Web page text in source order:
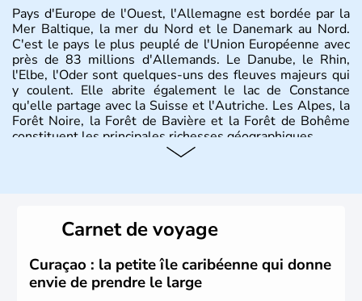
Pays d'Europe de l'Ouest, l'Allemagne est bordée par la
Mer Baltique, la mer du Nord et le Danemark au Nord.
C'est le pays le plus peuplé de l'Union Européenne avec
près de 83 millions d'Allemands. Le Danube, le Rhin,
l'Elbe, l'Oder sont quelques-uns des fleuves majeurs qui
y coulent. Elle abrite également le lac de Constance
qu'elle partage avec la Suisse et l'Autriche. Les Alpes, la
Forêt Noire, la Forêt de Bavière et la Forêt de Bohême
constituent les principales richesses géographiques.
lesquelles bénéficient d'une grande autonomie. Le pays
peut se targuer de grands noms qu'il a vu naître dans tous
les domaines, des arts à la politique en passant par la
philosophie. Hertz, Gutenberg, Heidegger, Thomas Mann,
Herman Hesse ou bien Hegel en font partie.
Carnet de voyage
Curaçao : la petite île caribéenne qui donne
envie de prendre le large